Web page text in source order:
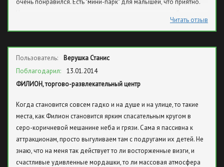
очень понравился. Есть "мини-парк" для малышей, что приятно.
Много всяких машинок-самолетиков - все для малышей. Есть
детей там раздолье полное: 5D-кинотеатр, аттракционов
взрослых штук пять; есть также стойка с фотографиями, где
можно купить на память фотку летящего тебя на аттракционе.
Центр большой и очень хороший, найдется рзвлечение для
центра, в противном случаете придется платить за выезд..
Успехов!
Читать отзыв
Пользователь:
Верушка Станис
Поблагодарил:
13.01.2014
ФИЛИОН, торгово-развлекательный центр
Когда становится совсем гадко и на душе и на улице, то такие
места, как Филион становится ярким спасательным кругом в
серо-коричневой мешанине неба и грязи. Сама я пассивна к
аттракционам, просто выгуливаем там с подругами их детей. Не
знаю, что на меня так действует то ли восторженные визги, и
счастливые удивленные мордашки, то ли массовая атмосфера